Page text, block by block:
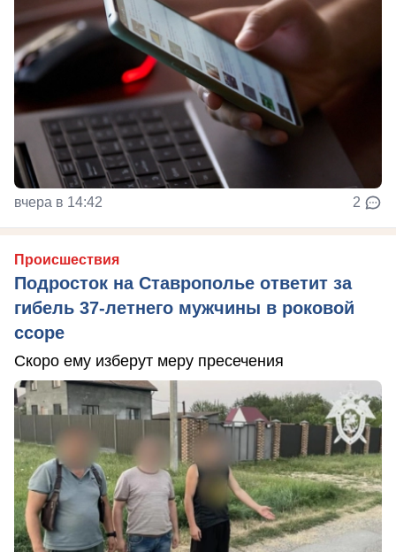
вчера в 14:42 2
Происшествия
Подросток на Ставрополье ответит за
гибель 37-летнего мужчины в роковой
ссоре
Скоро ему изберут меру пресечения